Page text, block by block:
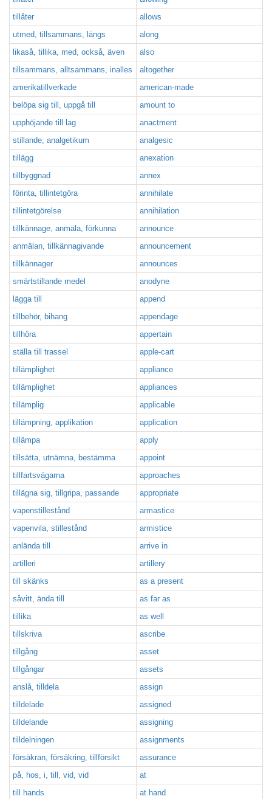
tillåter
allows
utmed, tillsammans, längs
along
likaså, tillika, med, också, även
also
tillsammans, alltsammans, inalles
altogether
amerikatillverkade
american-made
belöpa sig till, uppgå till
amount to
upphöjande till lag
anactment
stillande, analgetikum
analgesic
tillägg
anexation
tillbyggnad
annex
förinta, tillintetgöra
annihilate
tillintetgörelse
annihilation
tillkännage, anmäla, förkunna
announce
anmälan, tillkännagivande
announcement
tillkännager
announces
smärtstillande medel
anodyne
lägga till
append
tillbehör, bihang
appendage
tillhöra
appertain
ställa till trassel
apple-cart
tillämplighet
appliance
tillämplighet
appliances
tillämplig
applicable
tillämpning, applikation
application
tillämpa
apply
tillsätta, utnämna, bestämma
appoint
tillfartsvägarna
approaches
tillägna sig, tillgripa, passande
appropriate
vapenstillestånd
armastice
vapenvila, stillestånd
armistice
anlända till
arrive in
artilleri
artillery
till skänks
as a present
såvitt, ända till
as far as
tillika
as well
tillskriva
ascribe
tillgång
asset
tillgångar
assets
anslå, tilldela
assign
tilldelade
assigned
tilldelande
assigning
tilldelningen
assignments
försäkran, försäkring, tillförsikt
assurance
på, hos, i, till, vid, vid
at
till hands
at hand